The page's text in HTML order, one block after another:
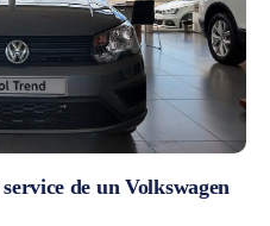
de un Volkswagen